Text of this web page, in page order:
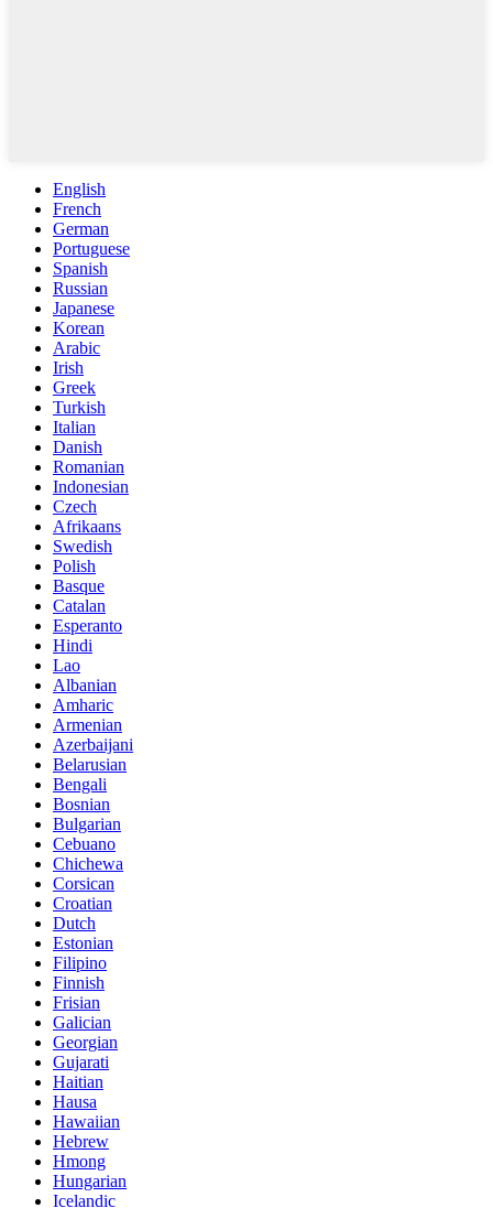
English
French
German
Portuguese
Spanish
Russian
Japanese
Korean
Arabic
Irish
Greek
Turkish
Italian
Danish
Romanian
Indonesian
Czech
Afrikaans
Swedish
Polish
Basque
Catalan
Esperanto
Hindi
Lao
Albanian
Amharic
Armenian
Azerbaijani
Belarusian
Bengali
Bosnian
Bulgarian
Cebuano
Chichewa
Corsican
Croatian
Dutch
Estonian
Filipino
Finnish
Frisian
Galician
Georgian
Gujarati
Haitian
Hausa
Hawaiian
Hebrew
Hmong
Hungarian
Icelandic